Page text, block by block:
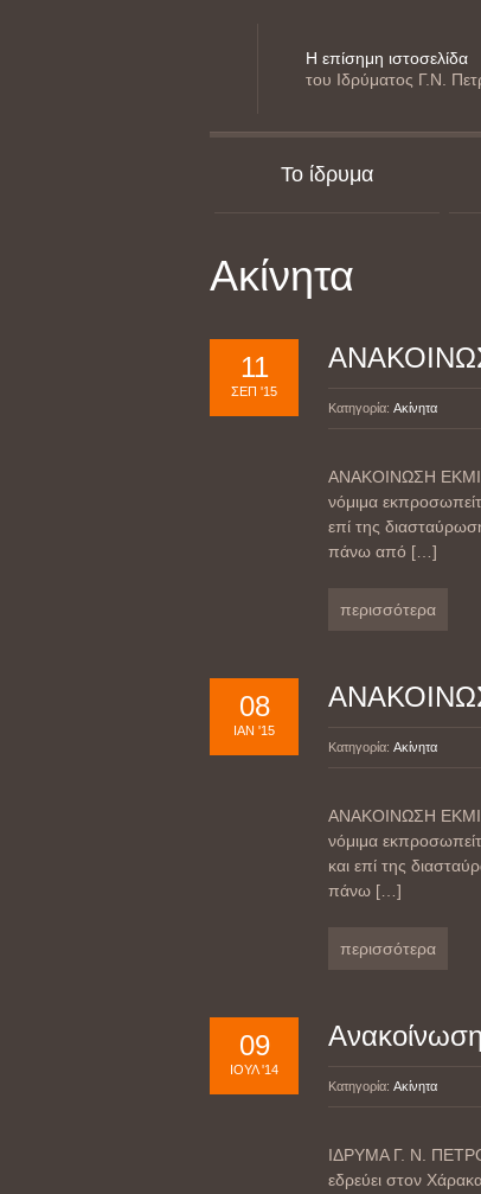
Η επίσημη ιστοσελίδα
του Ιδρύματος Γ.Ν.
Το ίδρυμα
Ακίνητα
11
ΣΕΠ '15
Κατηγορία: Ακίνητα
ΑΝΑΚΟΙΝΩΣΗ
νόμιμα
επί της
πάνω από […]
περισσότερα
08
ΙΑΝ '15
Κατηγορία: Ακίνητα
ΑΝΑΚΟΙΝΩΣΗ
νόμιμα
και επί της
πάνω […]
περισσότερα
09
ΙΟΎΛ '14
Κατηγορία: Ακίνητα
ΙΔΡΥΜΑ Γ. Ν.
εδρεύει στον